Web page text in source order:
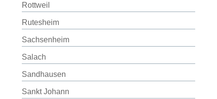
Rottweil
Rutesheim
Sachsenheim
Salach
Sandhausen
Sankt Johann